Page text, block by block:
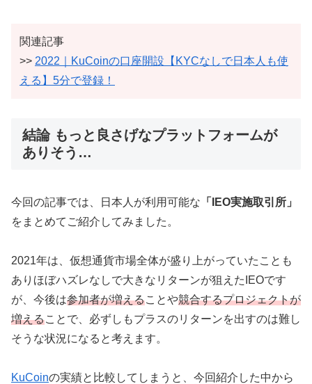
関連記事
>> 2022｜KuCoinの口座開設【KYCなしで日本人も使
える】5分で登録！
結論 もっと良さげなプラットフォームが
ありそう…
今回の記事では、日本人が利用可能な 「IEO実施取引所」
をまとめてご紹介してみました。
2021年は、仮想通貨市場全体が盛り上がっていたことも
ありほぼハズレなしで大きなリターンが狙えたIEOです
が、今後は参加者が増えることや競合するプロジェクトが
増えることで、必ずしもプラスのリターンを出すのは難し
そうな状況になると考えます。
KuCoinの実績と比較してしまうと、今回紹介した中から